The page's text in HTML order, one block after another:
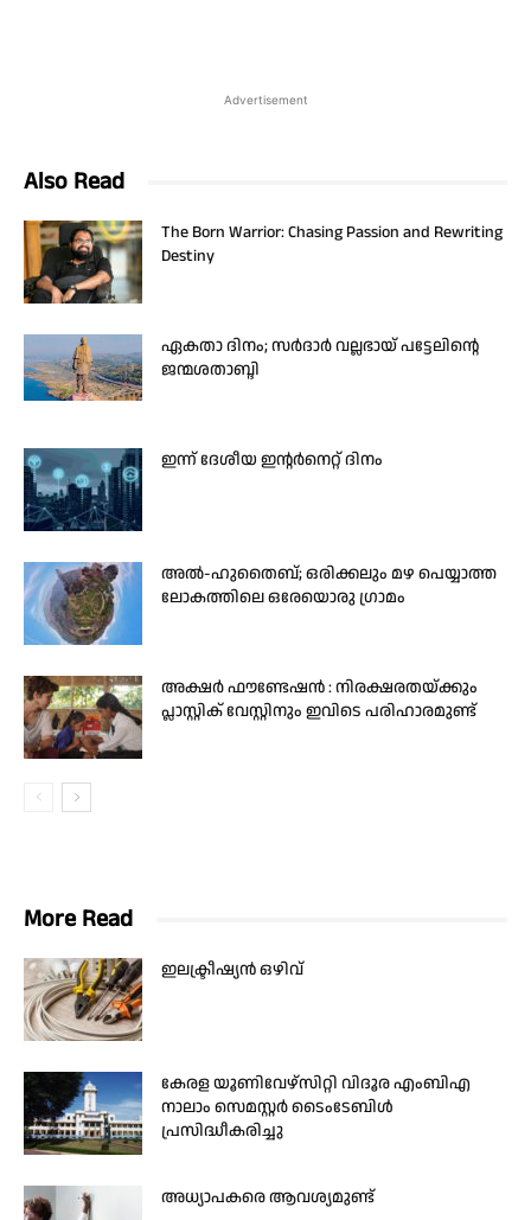
Advertisement
Also Read
The Born Warrior: Chasing Passion and Rewriting
Destiny
ഏകതാ ദിനം; സർദാർ വല്ലഭായ് പട്ടേലിന്റെ
ജന്മശതാബ്ദി
ഇന്ന് ദേശീയ ഇന്റർനെറ്റ് ദിനം
അൽ-ഹുതൈബ്; ഒരിക്കലും മഴ പെയ്യാത്ത
ലോകത്തിലെ ഒരേയൊരു ഗ്രാമം
അക്ഷർ ഫൗണ്ടേഷൻ : നിരക്ഷരതയ്ക്കും
പ്ലാസ്റ്റിക് വേസ്റ്റിനും ഇവിടെ പരിഹാരമുണ്ട്
More Read
ഇലക്ട്രീഷ്യൻ ഒഴിവ്
കേരള യൂണിവേഴ്സിറ്റി വിദൂര എംബിഎ
നാലാം സെമസ്റ്റർ ടൈംടേബിൾ
പ്രസിദ്ധീകരിച്ചു
അധ്യാപകരെ ആവശ്യമുണ്ട്